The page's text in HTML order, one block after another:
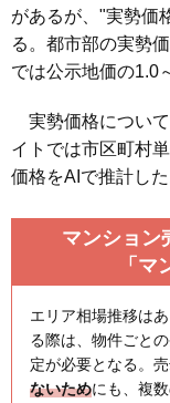
があるが、"実勢価
る。都市部の実勢
では公示地価の1.0
実勢価格につい
イトでは市区町村
価格をAIで推計した
マンション
「
エリア相場推移は
る際は、物件ごと
定が必要となる。
ないためにも、複